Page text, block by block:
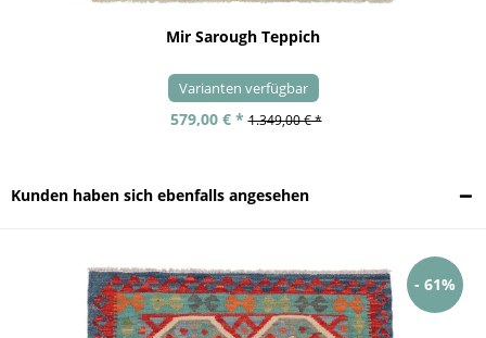
Mir Sarough Teppich
Varianten verfügbar
579,00 € * 1.349,00 € *
Kunden haben sich ebenfalls angesehen
- 61%